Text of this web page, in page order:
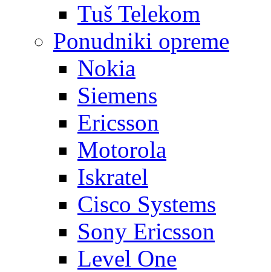
Tuš Telekom
Ponudniki opreme
Nokia
Siemens
Ericsson
Motorola
Iskratel
Cisco Systems
Sony Ericsson
Level One